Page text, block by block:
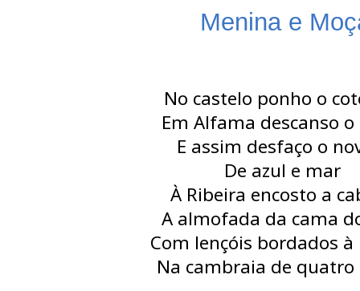
Menina e
No castelo ponho o
Em Alfama descanso
E assim desfaço o
De azul e mar
À Ribeira encosto a
A almofada da cama
Com lençóis bordados à
Na cambraia de quatro